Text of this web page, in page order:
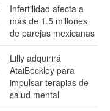
Infertilidad afecta a
más de 1.5 millones
de parejas mexicanas
Lilly adquirirá
AtaiBeckley para
impulsar terapias de
salud mental